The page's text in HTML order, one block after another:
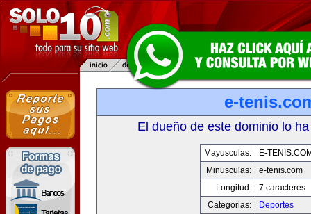
e-
El dueño de este dominio lo
Mayusculas:
E-
Minusculas:
e-tenis.com
Longitud:
7 caracteres
Categorias:
Deportes